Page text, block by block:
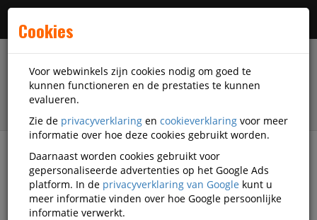
filter
Facilitaire artikelen
Hygiëne-artikelen
Microvezeldoeken
Cookies
Voor webwinkels zijn cookies nodig om goed te
kunnen functioneren en de prestaties te kunnen
evalueren.
Zie de privacyverklaring en cookieverklaring voor meer
informatie over hoe deze cookies gebruikt worden.
Daarnaast worden cookies gebruikt voor
gepersonaliseerde advertenties op het Google Ads
platform. In de privacyverklaring van Google kunt u
meer informatie vinden over hoe Google persoonlijke
informatie verwerkt.